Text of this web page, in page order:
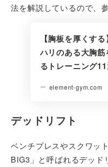
法を解説しているので、
【胸板を厚くす
ハリのある大胸筋
るトレーニング11
element-gym.com
デッドリフト
ベンチプレスやスクワッ
BIG3」と呼ばれるデッド